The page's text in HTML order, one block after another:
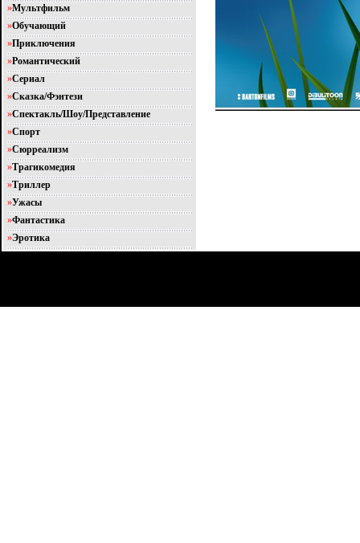
»Мультфильм
»Обучающий
»Приключения
»Романтический
»Сериал
»Сказка/Фэнтези
»Спектакль/Шоу/Представление
»Спорт
»Сюрреализм
»Трагикомедия
»Триллер
»Ужасы
»Фантастика
»Эротика